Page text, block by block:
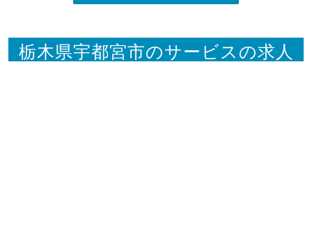
栃木県宇都宮市のサービスの求人